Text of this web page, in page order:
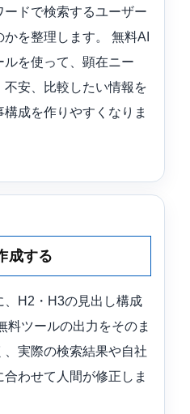
ードで検索するユーザー
を整理します。 無料AI
ルを使って、顕在ニー
不安、比較したい情報を
成を作りやすくなりま
成する
、H2・H3の見出し構成
料ツールの出力をそのま
、実際の検索結果や自社
わせて人間が修正しま